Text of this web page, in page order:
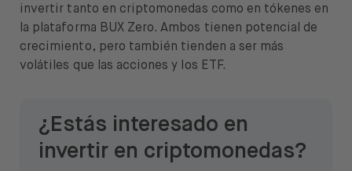
invertir tanto en criptomonedas como en tókenes en
la plataforma BUX Zero. Ambos tienen potencial de
crecimiento, pero también tienden a ser más
volátiles que las acciones y los ETF.
¿Estás interesado en
invertir en criptomonedas?